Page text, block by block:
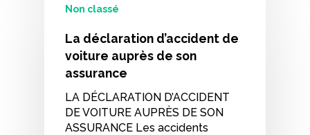
Non classé
La déclaration d’accident de
voiture auprès de son
assurance
LA DÉCLARATION D’ACCIDENT
DE VOITURE AUPRÈS DE SON
ASSURANCE Les accidents